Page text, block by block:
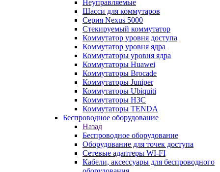
Неуправляемые
Шасси для коммутаров
Серия Nexus 5000
Стекируемый коммутатор
Коммутатор уровня доступа
Коммутатор уровня ядра
Коммутаторы уровня ядра
Коммутаторы Huawei
Коммутаторы Brocade
Коммутаторы Juniper
Коммутаторы Ubiquiti
Коммутаторы H3C
Коммутаторы TENDA
Беспроводное оборудование
Назад
Беспроводное оборудование
Оборудование для точек доступа
Сетевые адаптеры WI-FI
Кабели, аксессуары для беспроводного